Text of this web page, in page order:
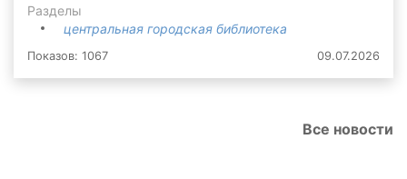
Разделы
центральная городская библиотека
Показов: 1067 09.07.2026
Все новости